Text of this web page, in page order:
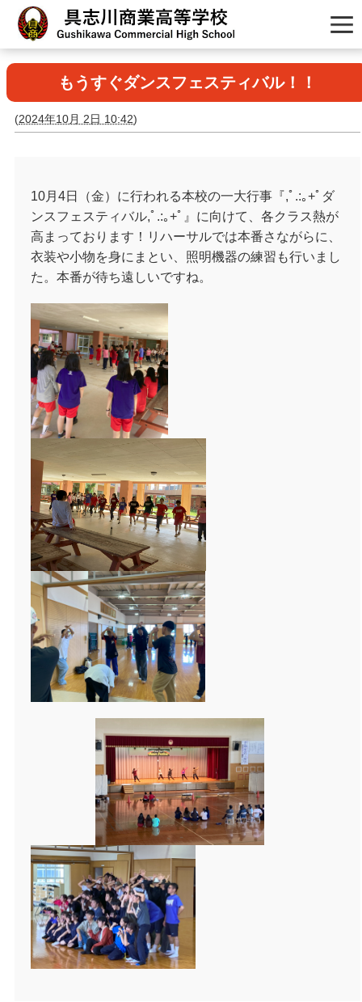
もうすぐダンスフェスティバル！！
(2024年10月 2日 10:42)
10月4日（金）に行われる本校の一大行事『,ﾟ.:｡+ﾟダ
ンスフェスティバル,ﾟ.:｡+ﾟ』に向けて、各クラス熱が
高まっております！リハーサルでは本番さながらに、
衣装や小物を身にまとい、照明機器の練習も行いまし
た。本番が待ち遠しいですね。